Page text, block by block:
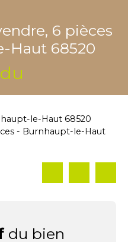
6 pièces
Haut 68520
le-Haut 68520
- Burnhaupt-le-Haut
du bien